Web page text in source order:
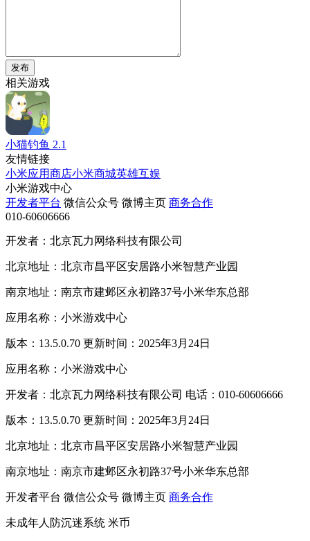
发布
相关游戏
小猫钓鱼 2.1
友情链接
小米应用商店小米商城英雄互娱
小米游戏中心
开发者平台 微信公众号 微博主页 商务合作
010-60606666
开发者：北京瓦力网络科技有限公司
北京地址：北京市昌平区安居路小米智慧产业园
南京地址：南京市建邺区永初路37号小米华东总部
应用名称：小米游戏中心
版本：13.5.0.70 更新时间：2025年3月24日
应用名称：小米游戏中心
开发者：北京瓦力网络科技有限公司 电话：010-60606666
版本：13.5.0.70 更新时间：2025年3月24日
北京地址：北京市昌平区安居路小米智慧产业园
南京地址：南京市建邺区永初路37号小米华东总部
开发者平台 微信公众号 微博主页 商务合作
未成年人防沉迷系统 米币